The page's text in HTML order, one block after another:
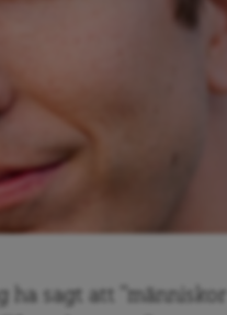
ha sagt att